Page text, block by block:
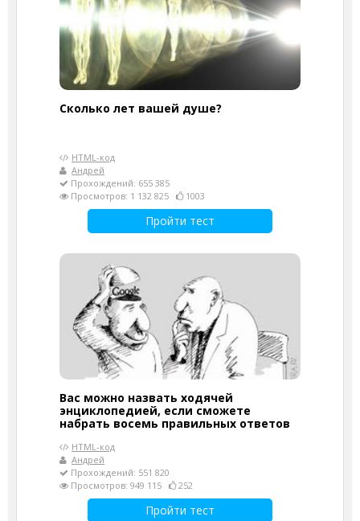
Cколько лет вашей душе?
HTML-код
Андрей
Прохождений: 655 385
Просмотров: 1 132 825
1003
Пройти тест
Вас можно назвать ходячей
энциклопедией, если сможете
набрать восемь правильных ответов
HTML-код
Андрей
Прохождений: 551 820
Просмотров: 949 115
252
Пройти тест